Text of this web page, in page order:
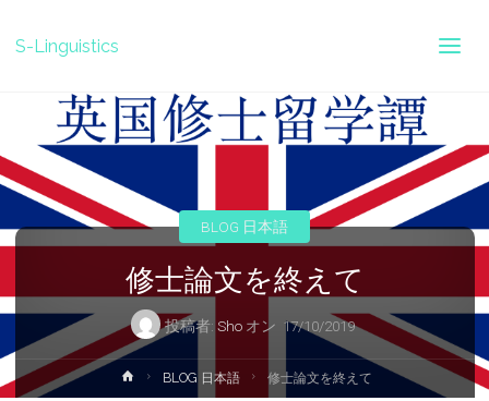
S-Linguistics
修士論文を終えて
投稿者: Sho オン 17/10/2019
BLOG 日本語
ホ
BLOG 日本語 修士論文を終えて